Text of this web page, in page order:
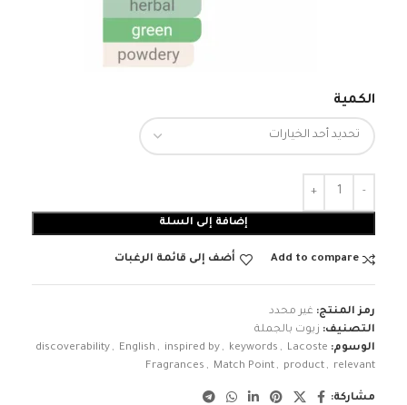
الكمية
إضافة إلى السلة
Add to compare أضف إلى قائمة الرغبات
رمز المنتج: غير محدد
التصنيف: زيوت بالجملة
الوسوم:
discoverability , English , inspired by , keywords , Lacoste
Fragrances , Match Point , product , relevant
مشاركة: